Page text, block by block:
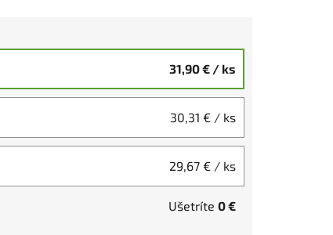
31,90 € / ks
30,31 € / ks
29,67 € / ks
Ušetríte 0 €